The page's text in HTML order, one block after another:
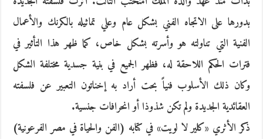
بدورها على الاتجاه الفني بشكل عام وعلي تماثيله بالكرنك والأعمال
الفنية التي تناولته هو وأسرته بشكل خاص، كما ظهر هذا التأثير في
فترات الحكم اللاحقة له، فظهر الجميع في بنية جسدية مختلفة الشكل
وكان ذلك الأسلوب فنياً بحت أراد به إخناتون التعبير عن فلسفته
العقائدية الجديدة ولم تكن شذوذا أو انحرافات جنسية.
ذكر الأثري «كلير لا لويت» في كتابه (الفن والحياة في مصر الفرعونية)